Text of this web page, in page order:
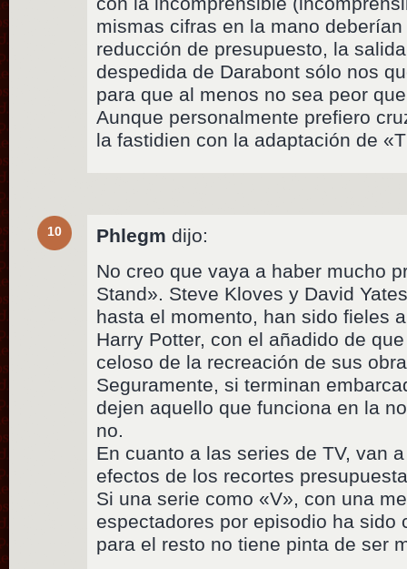
mismas cifras en la mano
reducción de presupuesto, la
despedida de Darabont sólo nos
para que al menos no sea peor
Aunque personalmente prefiero
la fastidien con la adaptación de
10 Phlegm dijo:
No creo que vaya a haber mucho
Stand». Steve Kloves y David
hasta el momento, han sido fieles
Harry Potter, con el añadido de
celoso de la recreación de sus
Seguramente, si terminan
dejen aquello que funciona en la
no.
En cuanto a las series de TV, van
efectos de los recortes
Si una serie como «V», con una
espectadores por episodio ha sido
para el resto no tiene pinta de ser